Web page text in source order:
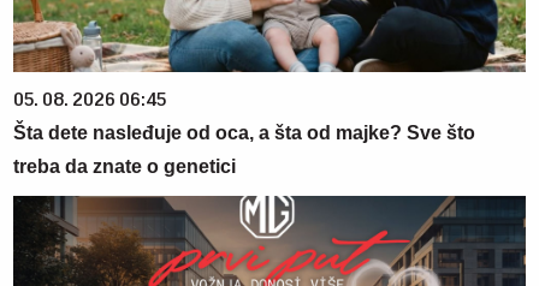
05. 08. 2026 06:45
Šta dete nasleđuje od oca, a šta od majke? Sve što
treba da znate o genetici